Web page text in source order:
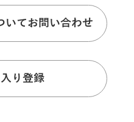
いてお問い合わせ
り登録